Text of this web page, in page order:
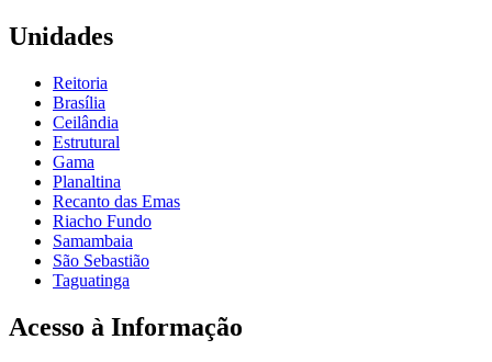
Unidades
Reitoria
Brasília
Ceilândia
Estrutural
Gama
Planaltina
Recanto das Emas
Riacho Fundo
Samambaia
São Sebastião
Taguatinga
Acesso à Informação